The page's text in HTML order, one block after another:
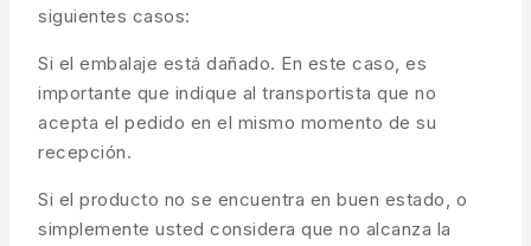
siguientes casos:
Si el embalaje está dañado. En este caso, es
importante que indique al transportista que no
acepta el pedido en el mismo momento de su
recepción.
Si el producto no se encuentra en buen estado, o
simplemente usted considera que no alcanza la